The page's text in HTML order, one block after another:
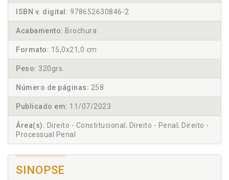
ISBN v. digital: 978652630846-2
Acabamento: Brochura
Formato: 15,0x21,0 cm
Peso: 320grs.
Número de páginas: 258
Publicado em: 11/07/2023
Área(s): Direito - Constitucional; Direito - Penal; Direito -
Processual Penal
SINOPSE